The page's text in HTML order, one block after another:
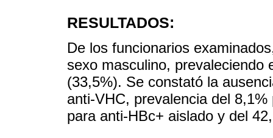
RESULTADOS:
De los funcionarios
sexo masculino, prevaleciendo
(33,5%). Se constató la
anti-VHC, prevalencia del
para anti-HBc+ aislado y del